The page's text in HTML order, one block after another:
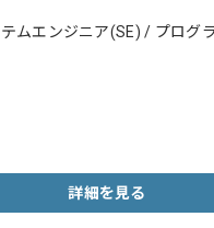
ムエンジニア(SE) / プログ
詳細を見る